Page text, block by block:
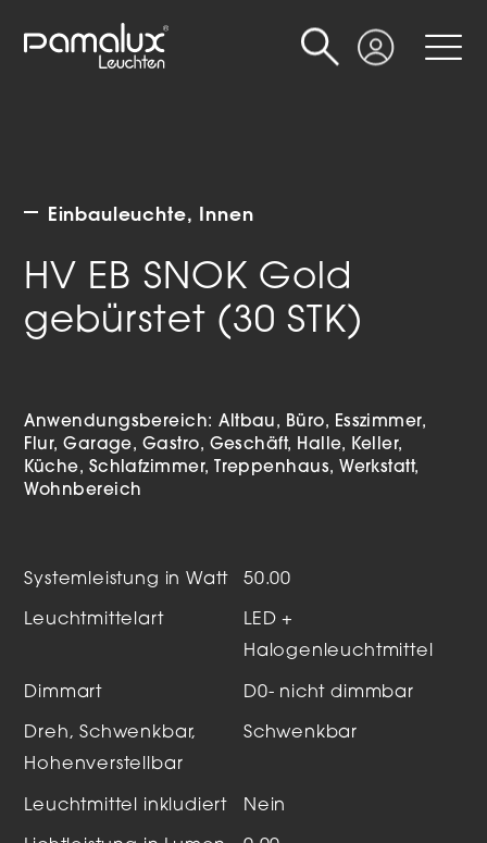
Login
Suche
Einbauleuchte Innen
HV EB SNOK Gold
gebürstet (30 STK)
Anwendungsbereich:Altbau Büro
Esszimmer
Flur Garage Gastro Geschäft Halle
Keller
Küche
Schlafzimmer Treppenhaus
Werkstatt
Wohnbereich
Systemleistung in Watt 50.00
Leuchtmittelart
LED +
Halogenleuchtmittel
Dimmart D0- nicht dimmbar
Dreh, Schwenkbar,
Hohenverstellbar
Schwenkbar
Leuchtmittel inkludiert Nein